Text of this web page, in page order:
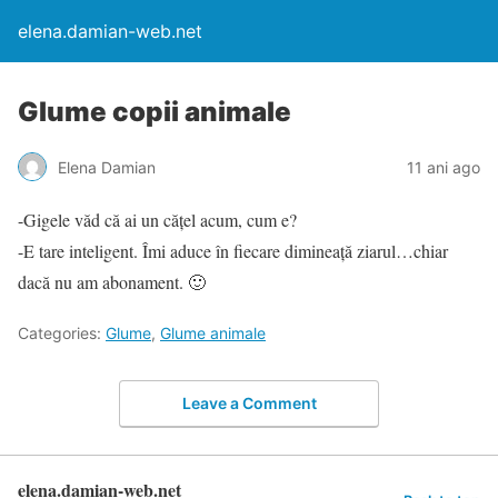
elena.damian-web.net
Glume copii animale
Elena Damian 11 ani ago
-Gigele văd că ai un cățel acum, cum e?
-E tare inteligent. Îmi aduce în fiecare dimineață ziarul…chiar
dacă nu am abonament. 🙂
Categories: Glume, Glume animale
Leave a Comment
elena.damian-web.net